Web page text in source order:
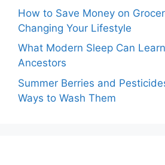
How to Save Money on
Changing Your Lifestyle
What Modern Sleep Can
Ancestors
Summer Berries and
Ways to Wash Them